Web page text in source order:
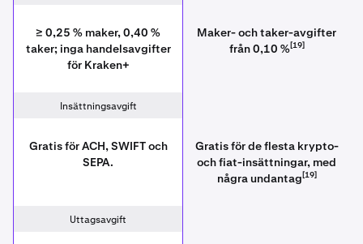
≥ 0,25 % maker, 0,40 %
taker; inga handelsavgifter
för Kraken+
Maker- och taker-avgifter
från 0,10 %[19]
Insättningsavgift
Gratis för ACH, SWIFT och
SEPA.
Gratis för de flesta krypto-
och fiat-insättningar, med
några undantag[19]
Uttagsavgift